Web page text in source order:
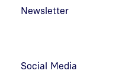
Newsletter
Social Media